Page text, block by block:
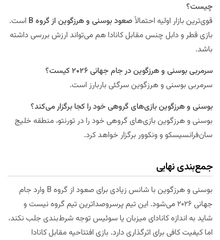
چیست؟
قوی‌ترین بازار اولیه احتمالاً صعود بوسنی و هرزگوین از گروه B
است.
بازی قطر و دابل چنس مقابل کانادا هم می‌تواند ارزش بررسی داشته
باشد.
سرمربی بوسنی و هرزگوین در جام جهانی ۲۰۲۶ کیست؟
سرمربی بوسنی و هرزگوین سرگئی باربارز است.
بوسنی و هرزگوین بازی‌های گروهی خود را کجا برگزار می‌کند؟
بوسنی و هرزگوین بازی‌های گروهی خود را در تورنتو، منطقه خلیج
سان‌فرانسیسکو و ونکوور برگزار خواهد کرد.
جمع‌بندی نهایی
بوسنی و هرزگوین با شانس زیادی برای صعود از گروه B وارد جام
جهانی ۲۰۲۶ می‌شود. این تیم پرسر‌و‌صداترین تیم گروه نیست و
شاید به اندازه کانادای میزبان یا سوئیس توجه شرط‌بندی جلب نکند،
اما کیفیت کافی برای اثرگذاری دارد. بازی افتتاحیه مقابل کانادا